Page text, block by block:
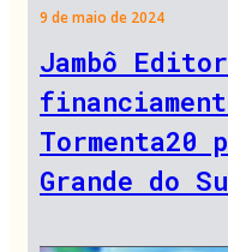
9 de maio de 2024
Jambô
Grande do